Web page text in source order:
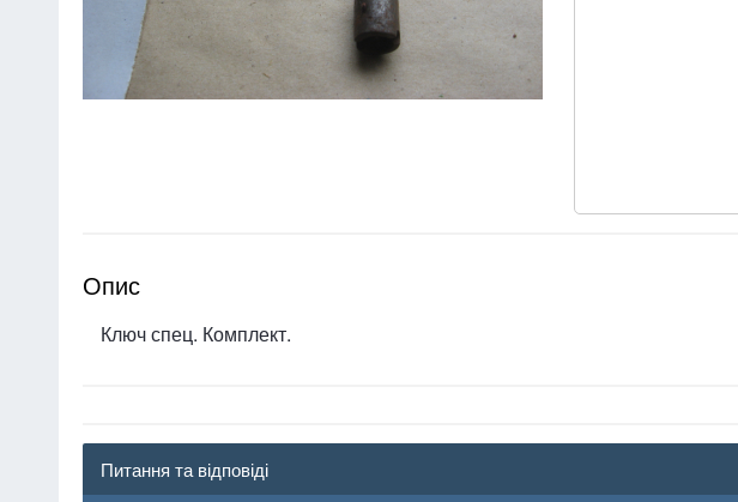
Опис
Ключ спец. Комплект.
Питання та відповіді